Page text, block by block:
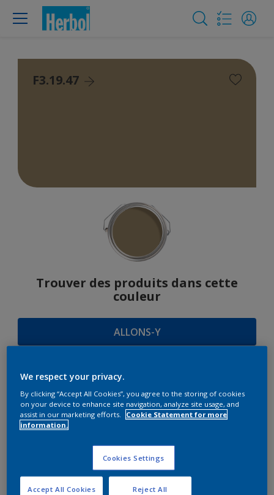
F3.19.47
Trouver des produits dans cette
couleur
ALLONS-Y
SUGGESTIONS
D'HARMONIES
Le Blanc Parfait
We respect your privacy.
By clicking “Accept All Cookies”, you agree to the storing of cookies
on your device to enhance site navigation, analyze site usage, and
assist in our marketing efforts.
Cookie Statement for more
information.
Cookies Settings
Reject All
Accept All Cookies